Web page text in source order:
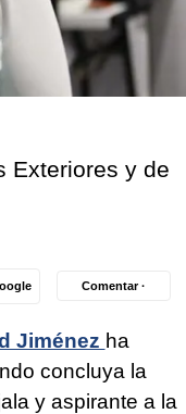
Exteriores y de
Comentar ·
Jiménez ha
concluya la
y aspirante a la